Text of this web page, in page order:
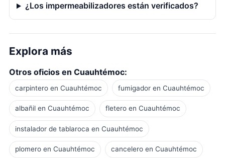
¿Los impermeabilizadores están verificados?
Explora más
Otros oficios en Cuauhtémoc:
carpintero en Cuauhtémoc fumigador en Cuauhtémoc
albañil en Cuauhtémoc fletero en Cuauhtémoc
instalador de tablaroca en Cuauhtémoc
plomero en Cuauhtémoc cancelero en Cuauhtémoc